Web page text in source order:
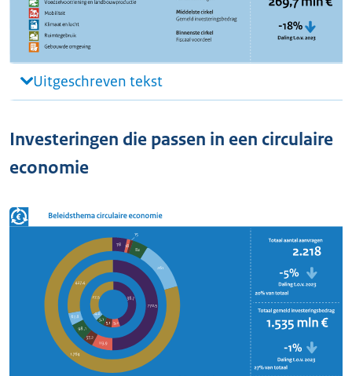
Uitgeschreven tekst
Investeringen die passen in een circulaire
economie